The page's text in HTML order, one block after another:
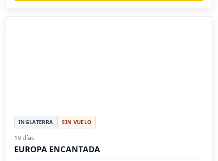
INGLATERRA SIN VUELO
19 días
EUROPA ENCANTADA